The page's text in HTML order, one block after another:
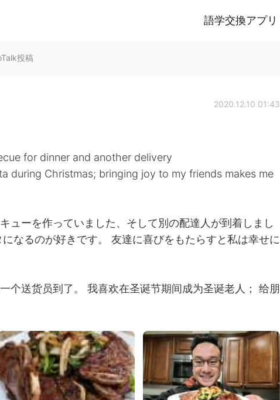
語学交換アプリ
投稿
2020.12.10 01:43
for dinner and another delivery
during Christmas; bringing joy to my friends makes me
ューを作っていました、そして別の配達人が到着しまし
なるのが好きです。 友達に喜びをもたらすと私は幸せに
个送货员到了。 我喜欢在圣诞节期间成为圣诞老人； 给朋